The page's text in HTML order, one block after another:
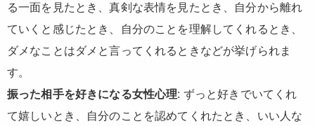
る一面を見たとき、真剣な表情を見たとき、自分から離れ
ていくと感じたとき、自分のことを理解してくれるとき、
ダメなことはダメと言ってくれるときなどが挙げられま
す。
振った相手を好きになる女性心理: ずっと好きでいてくれ
て嬉しいとき、自分のことを認めてくれたとき、いい人な